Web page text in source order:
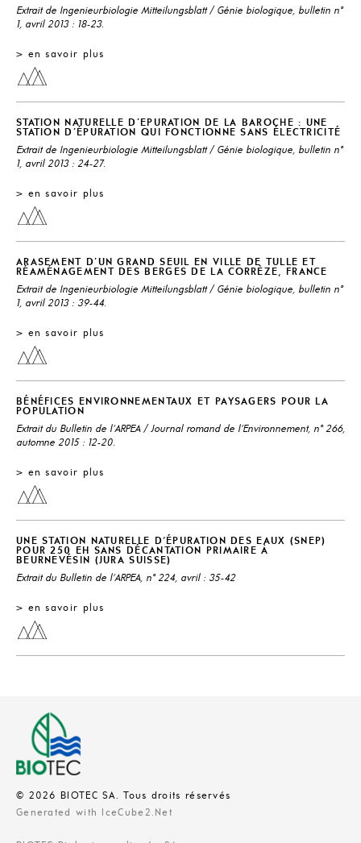
Extrait de Ingenieurbiologie Mitteilungsblatt / Génie biologique, bulletin n°
1, avril 2013 : 18-23.
> en savoir plus
STATION NATURELLE D’EPURATION DE LA BAROCHE : UNE
STATION D’ÉPURATION QUI FONCTIONNE SANS ÉLECTRICITÉ
Extrait de Ingenieurbiologie Mitteilungsblatt / Génie biologique, bulletin n°
1, avril 2013 : 24-27.
> en savoir plus
ARASEMENT D’UN GRAND SEUIL EN VILLE DE TULLE ET
RÉAMÉNAGEMENT DES BERGES DE LA CORRÈZE, FRANCE
Extrait de Ingenieurbiologie Mitteilungsblatt / Génie biologique, bulletin n°
1, avril 2013 : 39-44.
> en savoir plus
BÉNÉFICES ENVIRONNEMENTAUX ET PAYSAGERS POUR LA
POPULATION
Extrait du Bulletin de l'ARPEA / Journal romand de l'Environnement, n° 266,
automne 2015 : 12-20.
> en savoir plus
UNE STATION NATURELLE D'ÉPURATION DES EAUX (SNEP)
POUR 250 EH SANS DÉCANTATION PRIMAIRE À
BEURNEVÉSIN (JURA SUISSE)
Extrait du Bulletin de l'ARPEA, n° 224, avril : 35-42
> en savoir plus
© 2026 BIOTEC SA. Tous droits réservés
Generated with IceCube2.Net